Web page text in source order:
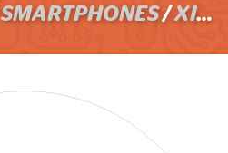
SMARTPHONES/XIAOMI